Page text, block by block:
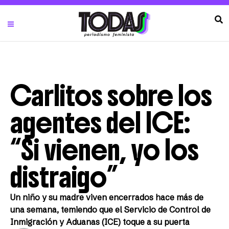
Carlitos sobre los
agentes del ICE:
“Si vienen, yo los
distraigo”
Un niño y su madre viven encerrados hace más de
una semana, temiendo que el Servicio de Control de
Inmigración y Aduanas (ICE) toque a su puerta